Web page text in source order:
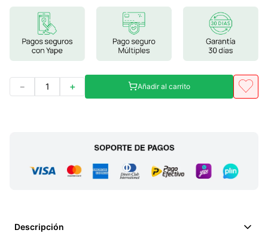
＋
－ Añadir al carrito
Descripción